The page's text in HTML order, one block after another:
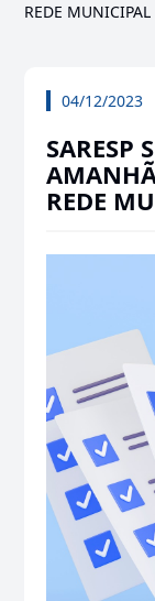
REDE MUNICIPAL
04/12/2023
SARESP
REDE